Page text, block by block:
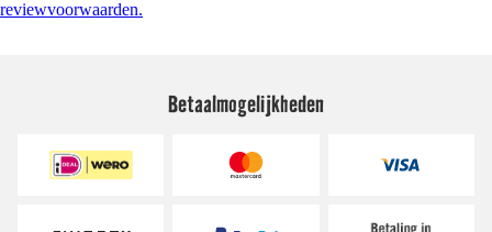
reviewvoorwaarden.
Betaalmogelijkheden